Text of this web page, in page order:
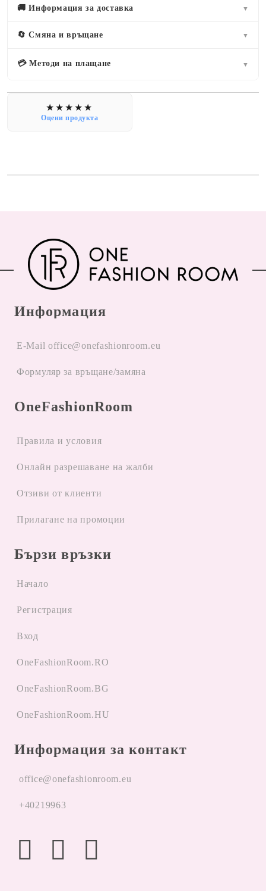
🚚 Информация за доставка ▼
🔄 Смяна и връщане ▼
💳 Методи на плащане ▼
Оцени продукта
Информация
E-Mail office@onefashionroom.eu
Формуляр за връщане/замяна
OneFashionRoom
Правила и условия
Oнлайн разрешаване на жалби
Отзиви от клиенти
Прилагане на промоции
Бързи връзки
Начало
Регистрация
Вход
OneFashionRoom.RO
OneFashionRoom.BG
OneFashionRoom.HU
Информация за контакт
office@onefashionroom.eu
+40219963